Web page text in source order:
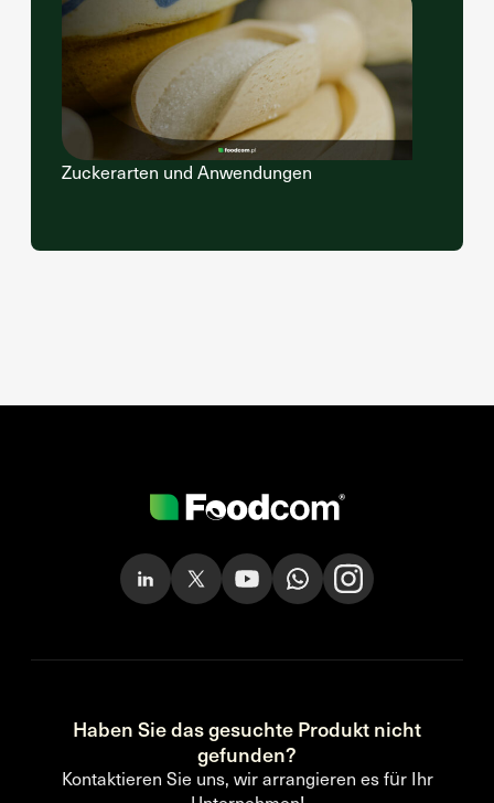
Zuckerarten und Anwendungen
Haben Sie das gesuchte Produkt nicht
gefunden?
Kontaktieren Sie uns, wir arrangieren es für Ihr